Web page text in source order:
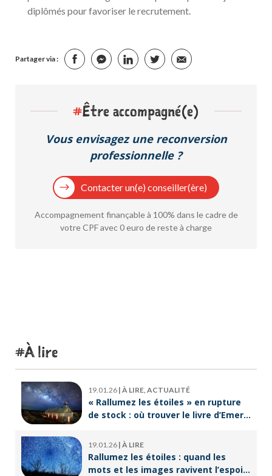
diplômés pour favoriser le recrutement.
Partager via :
#Être accompagné(e)
Vous envisagez une reconversion
professionnelle ?
Contacter un(e) conseiller(ère)
Accompagnement finançable à 100% dans le cadre de
votre CPF avec 0 euro de reste à charge
À lire
19.01.26 | À LIRE, ACTUALITÉ
« Rallumez les étoiles » en rupture
de stock : où trouver le livre d’Emeric
19.01.26 | À LIRE
Rallumez les étoiles : quand les
mots et les images ravivent l’espoir